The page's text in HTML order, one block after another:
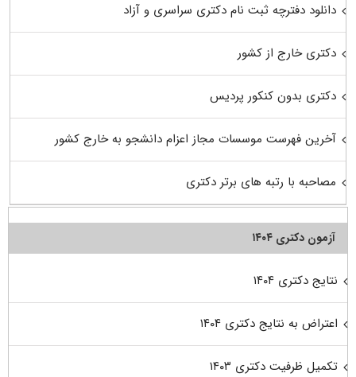
دانلود دفترچه ثبت نام دکتری سراسری و آزاد
دکتری خارج از کشور
دکتری بدون کنکور پردیس
آخرین فهرست موسسات مجاز اعزام دانشجو به خارج کشور
مصاحبه با رتبه های برتر دکتری
آزمون دکتری ۱۴۰۴
نتایج دکتری ۱۴۰۴
اعتراض به نتایج دکتری ۱۴۰۴
تکمیل ظرفیت دکتری ۱۴۰۳